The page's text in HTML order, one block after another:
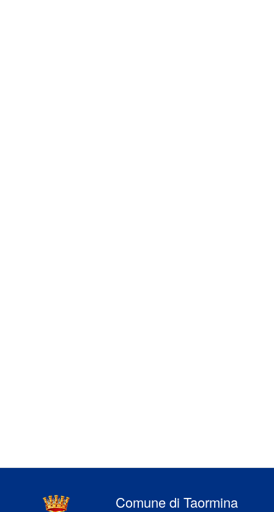
Comune di Taormina